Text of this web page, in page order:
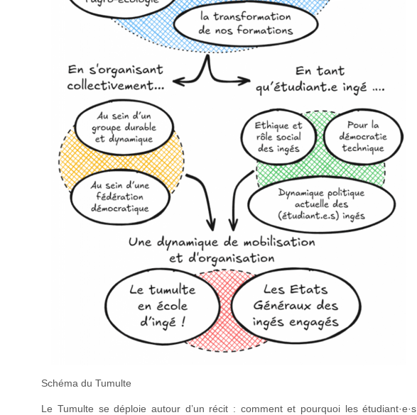
Schéma du Tumulte
Le Tumulte se déploie autour d’un récit : comment et pourquoi les étudiant·e·s